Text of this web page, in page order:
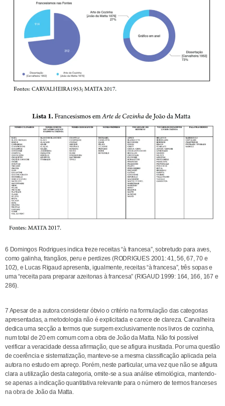
6 Domingos Rodrigues indica treze receitas “à francesa”, sobretudo para aves,
como galinha, frangãos, peru e perdizes (RODRIGUES 2001: 41, 56, 67, 70 e
102), e Lucas Rigaud apresenta, igualmente, receitas “à francesa”, três sopas e
uma “receita para preparar azeitonas à francesa” (RIGAUD 1999: 164, 166, 167 e
286).
7 Apesar de a autora considerar óbvio o critério na formulação das categorias
apresentadas, a metodologia não é explicitada e carece de clareza. Carvalheira
dedica uma secção a termos que surgem exclusivamente nos livros de cozinha,
num total de 20 em comum com a obra de João da Matta. Não foi possível
verificar a veracidade dessa afirmação, que se afigura inusitada. Por uma questão
de coerência e sistematização, manteve-se a mesma classificação aplicada pela
autora no estudo em apreço. Porém, neste particular, uma vez que não se afigura
clara a utilização desta categoria, omite-se a sua análise etimológica, mantendo-
se apenas a indicação quantitativa relevante para o número de termos franceses
na obra de João da Matta.